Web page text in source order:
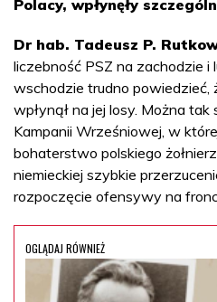
Polacy, wpłynęły
Dr hab. Tadeusz P.
liczebność PSZ na zachodzie i
wschodzie trudno powiedzieć,
wpłynął na jej losy. Można
Kampanii Wrześniowej, w
bohaterstwo polskiego
niemieckiej szybkie
rozpoczęcie ofensywy na
OGLĄDAJ RÓWNIEŻ